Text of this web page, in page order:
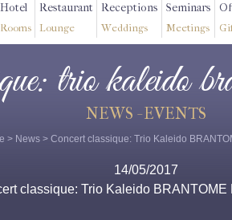
Hotel
Rooms
Restaurant
Lounge
Receptions
Weddings
Seminars
Meetings
trio kaleido
NEWS - EVENTS
> News > Concert classique: Trio Kaleido
14/05/2017
classique: Trio Kaleido BRANTOME